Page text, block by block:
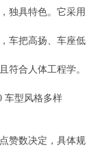
独具特色。它采用
车把高扬、车座低
符合人体工程学。
车型风格多样
赞数决定，具体规